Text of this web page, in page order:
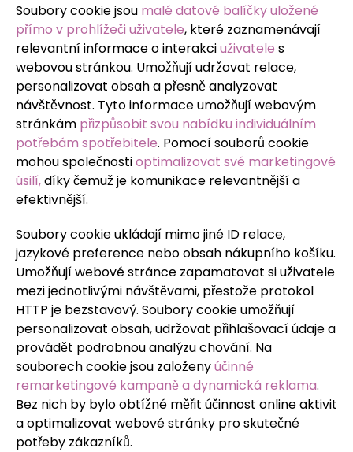
Soubory cookie jsou malé datové balíčky uložené
přímo v prohlížeči uživatele, které zaznamenávají
relevantní informace o interakciuživatele s
webovou stránkou. Umožňují udržovat relace,
personalizovat obsah a přesně analyzovat
návštěvnost. Tyto informace umožňují webovým
stránkám přizpůsobit svou nabídku individuálním
potřebám spotřebitele. Pomocí souborů cookie
mohou společnostioptimalizovat své marketingové
úsilí,díky čemuž je komunikace relevantnější a
efektivnější.
Soubory cookie ukládají mimo jiné ID relace,
jazykové preference nebo obsah nákupního košíku.
Umožňují webové stránce zapamatovat si uživatele
mezi jednotlivými návštěvami, přestože protokol
HTTP je bezstavový. Soubory cookie umožňují
personalizovat obsah, udržovat přihlašovací údaje a
provádět podrobnou analýzu chování. Na
souborech cookie jsou založenyúčinné
remarketingové kampaně a dynamická reklama.
Bez nich by bylo obtížné měřit účinnost online aktivit
a optimalizovat webové stránky pro skutečné
potřeby zákazníků.